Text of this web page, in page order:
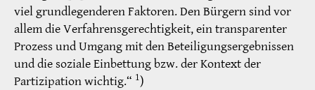
viel grundlegenderen Faktoren. Den Bürgern sind vor
allem die Verfahrensgerechtigkeit, ein transparenter
Prozess und Umgang mit den Beteiligungsergebnissen
und die soziale Einbettung bzw. der Kontext der
Partizipation wichtig.“ 1)